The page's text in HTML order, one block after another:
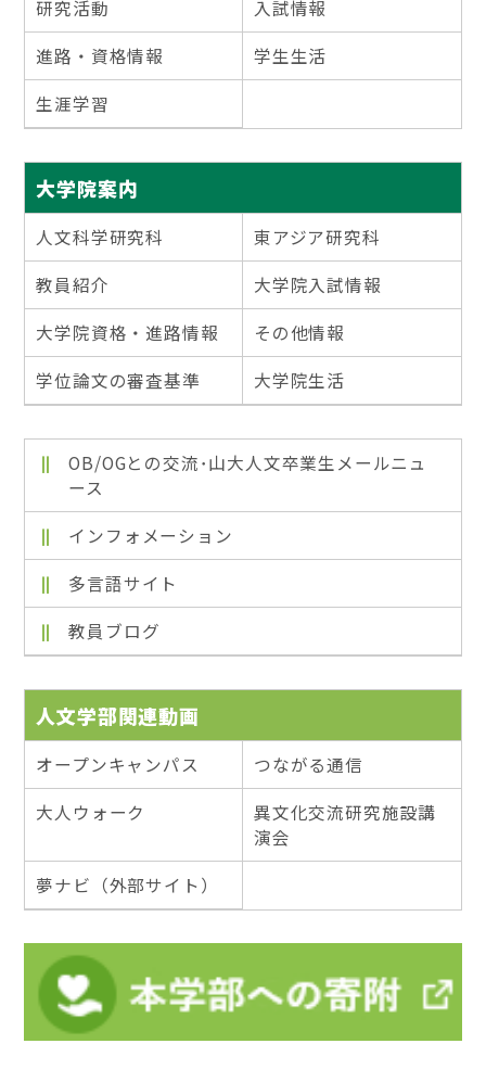
研究活動
入試情報
進路・資格情報
学生生活
生涯学習
大学院案内
人文科学研究科
東アジア研究科
教員紹介
大学院入試情報
大学院資格・進路情報
その他情報
学位論文の審査基準
大学院生活
OB/OGとの交流･山大人文卒業生メールニュ
ース
インフォメーション
多言語サイト
教員ブログ
人文学部関連動画
オープンキャンパス
つながる通信
大人ウォーク
異文化交流研究施設講
演会
夢ナビ（外部サイト）